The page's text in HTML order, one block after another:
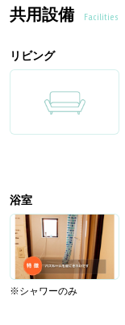
共用設備 Facilities
リビング
浴室
※シャワーのみ